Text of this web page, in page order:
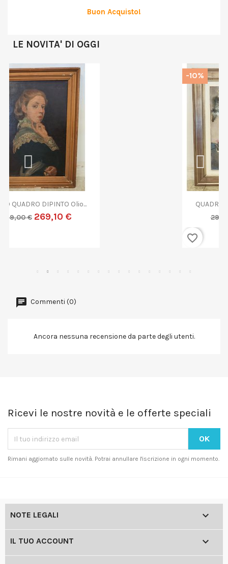
Buon Acquisto!
LE NOVITA' DI OGGI
QUADRO DIPINTO ASTRATTO G....
-10%
Commenti (0)
Ancora nessuna recensione da parte degli utenti.
Ricevi le nostre novità e le offerte speciali
Rimani aggiornato sulle novità. Potrai annullare l'iscrizione in ogni momento.
NOTE LEGALI 
IL TUO ACCOUNT 